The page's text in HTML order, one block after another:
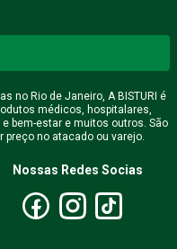
no Rio de Janeiro, A BISTURI é
médicos, hospitalares,
bem-estar e muitos outros. São
no atacado ou varejo.
Nossas Redes Socias